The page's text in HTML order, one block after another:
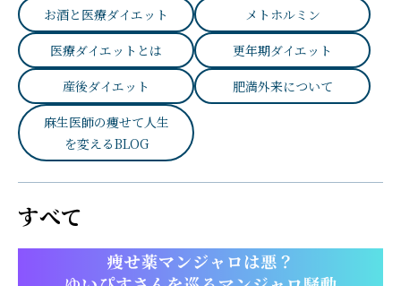
お酒と医療ダイエット
メトホルミン
医療ダイエットとは
更年期ダイエット
産後ダイエット
肥満外来について
麻生医師の痩せて人生
を変えるBLOG
すべて